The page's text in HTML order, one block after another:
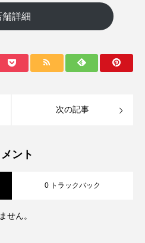
舗詳細
次の記事
ント
0 トラックバック
せん。